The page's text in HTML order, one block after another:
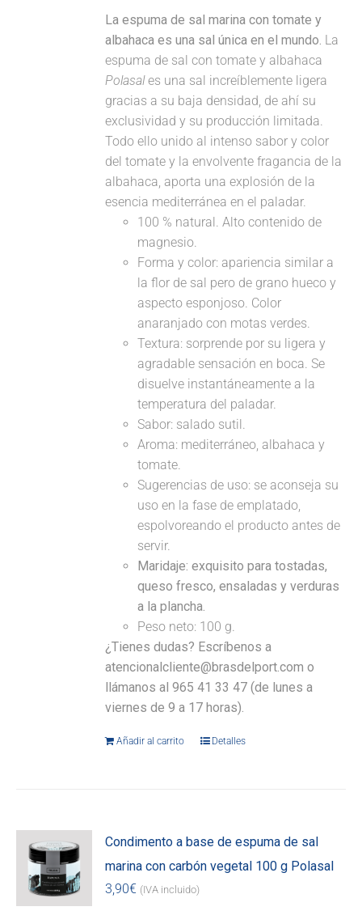
La espuma de sal marina con tomate y
albahaca es una sal única en el mundo. La
espuma de sal con tomate y albahaca
Polasales una sal increíblemente ligera
gracias a su baja densidad, de ahí su
exclusividad y su producción limitada.
Todo ello unido al intenso sabor y color
del tomate y la envolvente fragancia de la
albahaca, aporta una explosión de la
esencia mediterránea en el paladar.
100 % natural. Alto contenido de
magnesio.
Forma y color: apariencia similar a
la flor de sal pero de grano hueco y
aspecto esponjoso. Color
anaranjado con motas verdes.
Textura: sorprende por su ligera y
agradable sensación en boca. Se
disuelve instantáneamente a la
temperatura del paladar.
Sabor: salado sutil.
Aroma: mediterráneo, albahaca y
tomate.
Sugerencias de uso: se aconseja su
uso en la fase de emplatado,
espolvoreando el producto antes de
servir.
Maridaje: exquisito para tostadas,
queso fresco, ensaladas y verduras
a la plancha.
Peso neto: 100 g.
¿Tienes dudas? Escríbenos a
atencionalcliente@brasdelport.com o
llámanos al 965 41 33 47 (de lunes a
viernes de 9 a 17 horas).
Añadir al carrito Detalles
Condimento a base de espuma de sal
marina con carbón vegetal 100 g Polasal
3,90€ (IVA incluido)